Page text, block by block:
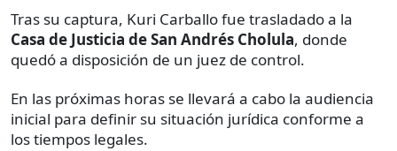
Tras su captura, Kuri Carballo fue trasladado a la
Casa de Justicia de San Andrés Cholula, donde
quedó a disposición de un juez de control.
En las próximas horas se llevará a cabo la audiencia
inicial para definir su situación jurídica conforme a
los tiempos legales.